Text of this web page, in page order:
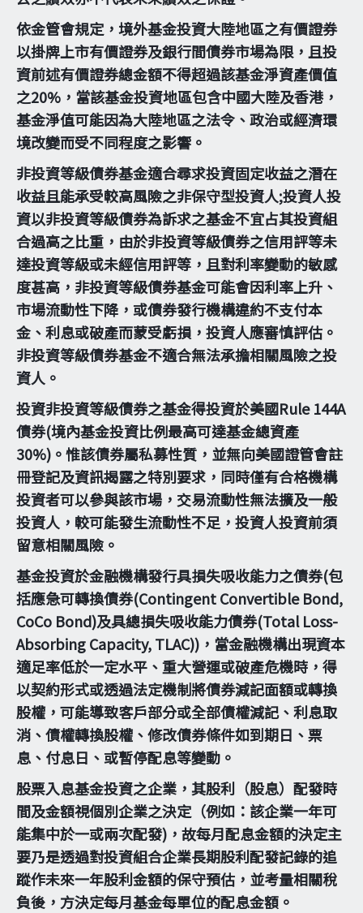
依金管會規定，境外基金投資大陸地區之有價證券
以掛牌上市有價證券及銀行間債券市場為限，且投
資前述有價證券總金額不得超過該基金淨資產價值
之20%，當該基金投資地區包含中國大陸及香港，
基金淨值可能因為大陸地區之法令、政治或經濟環
境改變而受不同程度之影響。
非投資等級債券基金適合尋求投資固定收益之潛在
收益且能承受較高風險之非保守型投資人;投資人投
資以非投資等級債券為訴求之基金不宜占其投資組
合過高之比重，由於非投資等級債券之信用評等未
達投資等級或未經信用評等，且對利率變動的敏感
度甚高，非投資等級債券基金可能會因利率上升、
市場流動性下降，或債券發行機構違約不支付本
金、利息或破產而蒙受虧損，投資人應審慎評估。
非投資等級債券基金不適合無法承擔相關風險之投
資人。
投資非投資等級債券之基金得投資於美國Rule 144A
債券(境內基金投資比例最高可達基金總資產
30%)。惟該債券屬私募性質，並無向美國證管會註
冊登記及資訊揭露之特別要求，同時僅有合格機構
投資者可以參與該市場，交易流動性無法擴及一般
投資人，較可能發生流動性不足，投資人投資前須
留意相關風險。
基金投資於金融機構發行具損失吸收能力之債券(包
括應急可轉換債券(Contingent Convertible Bond,
CoCo Bond)及具總損失吸收能力債券(Total Loss-
Absorbing Capacity, TLAC))，當金融機構出現資本
適足率低於一定水平、重大營運或破產危機時，得
以契約形式或透過法定機制將債券減記面額或轉換
股權，可能導致客戶部分或全部債權減記、利息取
消、債權轉換股權、修改債券條件如到期日、票
息、付息日、或暫停配息等變動。
股票入息基金投資之企業，其股利（股息）配發時
間及金額視個別企業之決定（例如：該企業一年可
能集中於一或兩次配發)，故每月配息金額的決定主
要乃是透過對投資組合企業長期股利配發記錄的追
蹤作未來一年股利金額的保守預估，並考量相關稅
負後，方決定每月基金每單位的配息金額。